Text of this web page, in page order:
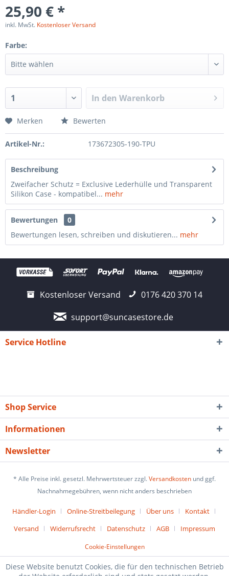
25,90 € *
inkl. MwSt. Kostenloser Versand
Farbe:
In den Warenkorb
Merken Bewerten
Artikel-Nr.: 173672305-190-TPU
Beschreibung
Zweifacher Schutz = Exclusive Lederhülle und Transparent
Silikon Case - kompatibel... mehr
Bewertungen
0
Bewertungen lesen, schreiben und diskutieren... mehr
Kostenloser Versand
0176 420 370 14
support@suncasestore.de
Service Hotline
Shop Service
Informationen
Newsletter
* Alle Preise inkl. gesetzl. Mehrwertsteuer zzgl.Versandkosten und ggf.
Nachnahmegebühren, wenn nicht anders beschrieben
Händler-Login Online-Streitbeilegung Über uns
Kontakt
Versand
Widerrufsrecht Datenschutz AGB Impressum
Cookie-Einstellungen
Diese Website benutzt Cookies, die für den technischen Betrieb